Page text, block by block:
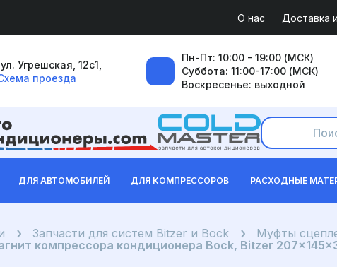
О нас Доставка
Угрешская, 12с1,
проезда
Пн-Пт: 10:00 - 19:00 (МСК)
Суббота: 11:00-17:00 (МСК)
Воскресенье: выходной
ДЛЯ АВТОМОБИЛЕЙ ДЛЯ КОМПРЕССОРОВ РАСХОДНЫЕ
Запчасти для систем Bitzer и Bock
Муфты
компрессора кондиционера Bock, Bitzer